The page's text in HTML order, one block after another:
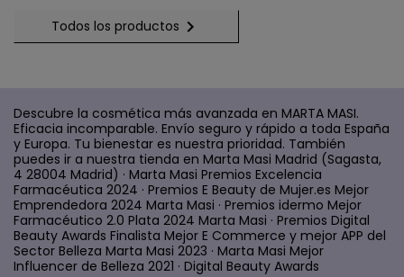
Todos los productos 
Descubre la cosmética más avanzada en MARTA MASI.
Eficacia incomparable. Envío seguro y rápido a toda España
y Europa. Tu bienestar es nuestra prioridad. También
puedes ir a nuestra tienda en Marta Masi Madrid (Sagasta,
4 28004 Madrid) · Marta Masi Premios Excelencia
Farmacéutica 2024 · Premios E Beauty de Mujer.es Mejor
Emprendedora 2024 Marta Masi · Premios idermo Mejor
Farmacéutico 2.0 Plata 2024 Marta Masi · Premios Digital
Beauty Awards Finalista Mejor E Commerce y mejor APP del
Sector Belleza Marta Masi 2023 · Marta Masi Mejor
Influencer de Belleza 2021 · Digital Beauty Awards